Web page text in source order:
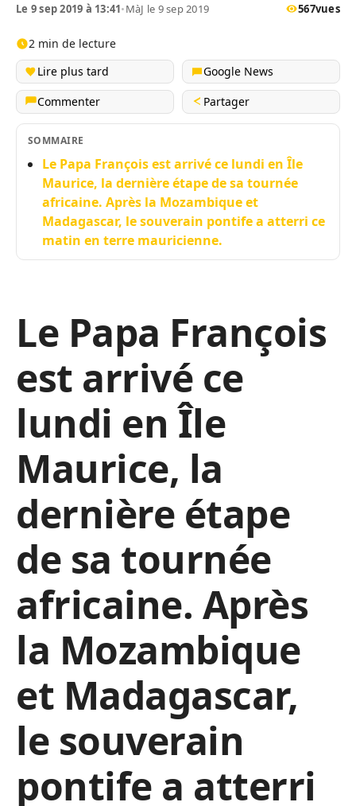
Le 9 sep 2019 à 13:41•MàJ le 9 sep 2019 567vues
2 min de lecture
Lire plus tard
Google News
Commenter
Partager
SOMMAIRE
Le Papa François est arrivé ce lundi en Île
Maurice, la dernière étape de sa tournée
africaine. Après la Mozambique et
Madagascar, le souverain pontife a atterri ce
matin en terre mauricienne.
Le Papa François
est arrivé ce
lundi en Île
Maurice, la
dernière étape
de sa tournée
africaine. Après
la Mozambique
et Madagascar,
le souverain
pontife a atterri